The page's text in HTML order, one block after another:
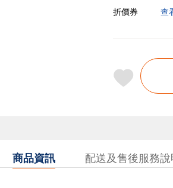
折價券
查
商品資訊 配送及售後服務說